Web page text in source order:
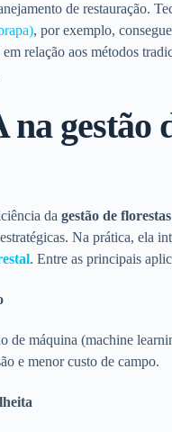
de restauração.
, por exemplo,
relação aos métodos
gestão
da gestão de
Na prática, ela
. Entre as principais
de máquina (machine
e menor custo de campo.